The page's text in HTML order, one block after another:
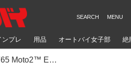
ンプレ 用品 オートバイ女子部 絶
Street Triple 765 Moto2™ Edition